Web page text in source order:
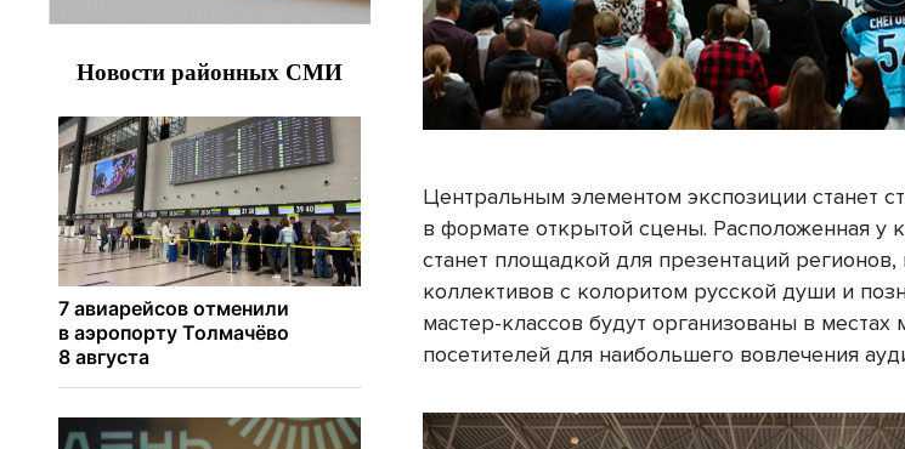
Центральным элементом экспозиции станет
в формате открытой сцены. Расположенная у
станет площадкой для презентаций
коллективов с колоритом русской души и
мастер-классов будут организованы в местах
посетителей для наибольшего вовлечения